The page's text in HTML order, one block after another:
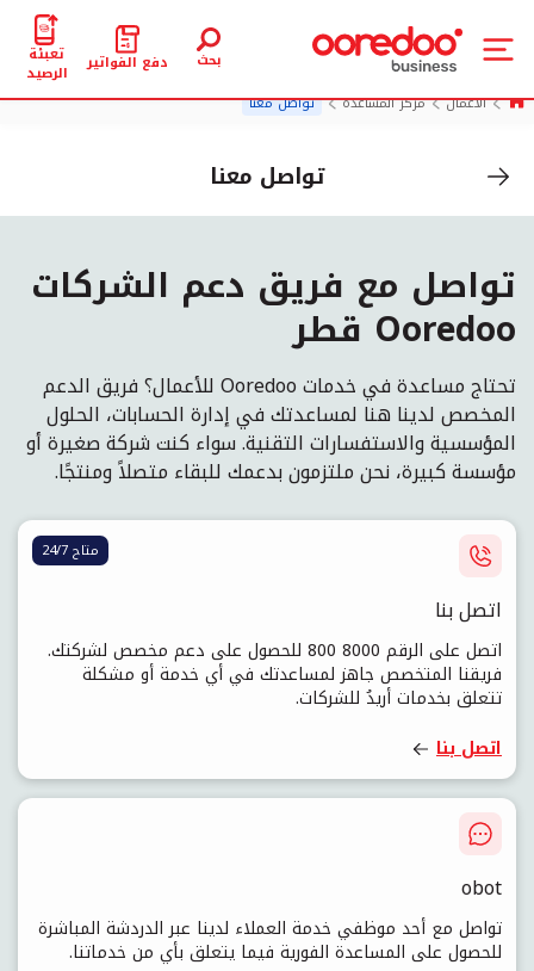
بحث دفع الفواتير تعبئة
الرصيد
الأعمال
مركز المساعدة تواصل معنا
تواصل معنا
تواصل مع فريق دعم الشركات
Ooredoo قطر
تحتاج مساعدة في خدمات Ooredoo للأعمال؟ فريق الدعم
المخصص لدينا هنا لمساعدتك في إدارة الحسابات، الحلول
المؤسسية والاستفسارات التقنية. سواء كنت شركة صغيرة أو
مؤسسة كبيرة، نحن ملتزمون بدعمك للبقاء متصلاً ومنتجًا.
متاح 24/7
اتصل بنا
اتصل على الرقم 800 8000 للحصول على دعم مخصص لشركتك.
فريقنا المتخصص جاهز لمساعدتك في أي خدمة أو مشكلة
تتعلق بخدمات أريدُ للشركات.
اتصل بنا
obot
تواصل مع أحد موظفي خدمة العملاء لدينا عبر الدردشة المباشرة
للحصول على المساعدة الفورية فيما يتعلق بأي من خدماتنا.